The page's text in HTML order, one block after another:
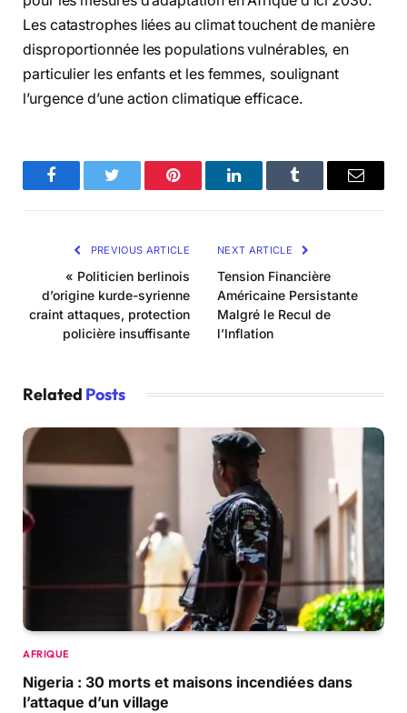
Les catastrophes liées au climat touchent de manière
disproportionnée les populations vulnérables, en
particulier les enfants et les femmes, soulignant
l’urgence d’une action climatique efficace.
FacebookTwitter Pinterest LinkedInTumblr Email
PREVIOUS ARTICLE
« Politicien berlinois
d’origine kurde-syrienne
craint attaques, protection
policière insuffisante
NEXT ARTICLE
Tension Financière
Américaine Persistante
Malgré le Recul de
l’Inflation
Related Posts
AFRIQUE
Nigeria : 30 morts et maisons incendiées dans
l’attaque d’un village